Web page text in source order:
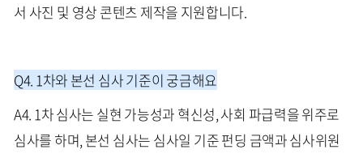
서 사진 및 영상 콘텐츠 제작을 지원합니다.
Q4. 1차와 본선 심사 기준이 궁금해요
A4. 1차 심사는 실현 가능성과 혁신성, 사회 파급력을 위주로
심사를 하며, 본선 심사는 심사일 기준 펀딩 금액과 심사위원